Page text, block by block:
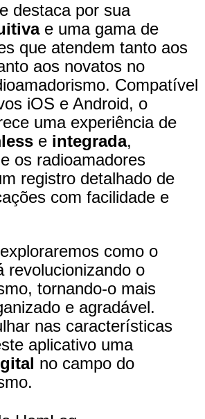
destaca por sua
e uma gama de
que atendem tanto aos
aos novatos no
Compatível
iOS e Android, o
uma experiência de
e integrada,
os radioamadores
registro detalhado de
com facilidade e
como o
revolucionizando o
tornando-o mais
e agradável.
nas características
aplicativo uma
no campo do